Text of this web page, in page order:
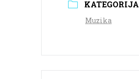
KATEGORIJA
Muzika